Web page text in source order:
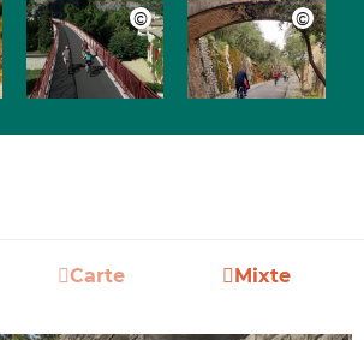
Carte Mixte